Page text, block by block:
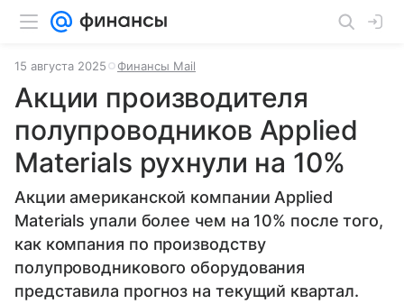
15 августа 2025 Финансы Mail
Акции производителя
полупроводников Applied
Materials рухнули на 10%
Акции американской компании Applied
Materials упали более чем на 10% после того,
как компания по производству
полупроводникового оборудования
представила прогноз на текущий квартал.